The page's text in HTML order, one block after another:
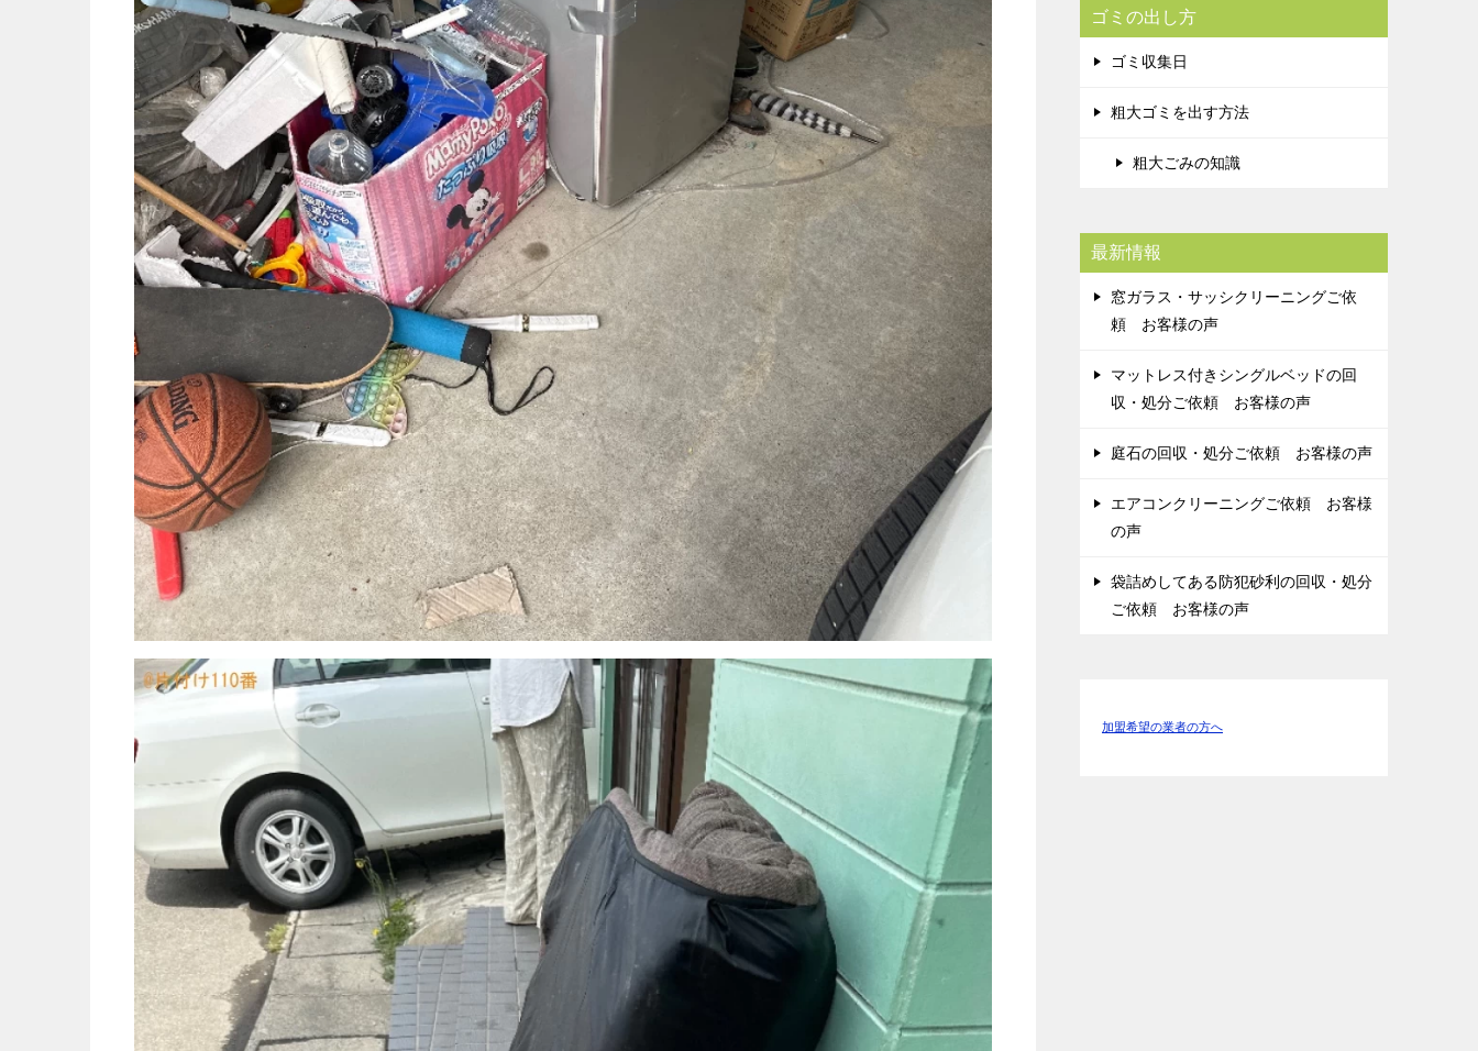
ゴミの出し方
ゴミ収集日
粗大ゴミを出す方法
粗大ごみの知識
最新情報
窓ガラス・サッシクリーニングご依
頼 お客様の声
マットレス付きシングルベッドの回
収・処分ご依頼 お客様の声
庭石の回収・処分ご依頼 お客様の声
エアコンクリーニングご依頼 お客様
の声
袋詰めしてある防犯砂利の回収・処分
ご依頼 お客様の声
加盟希望の業者の方へ